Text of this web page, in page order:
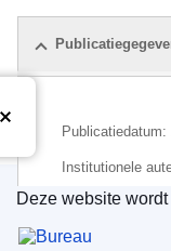
Publicatiedatum:
Institutionele
(Europese
Onderwerp:
Bureau voor
Deze website